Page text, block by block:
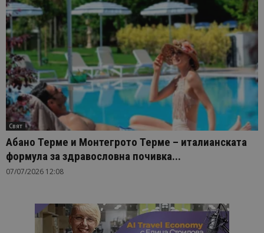
Свят
Абано Терме и Монтегрото Терме – италианската
формула за здравословна почивка...
07/07/2026 12:08